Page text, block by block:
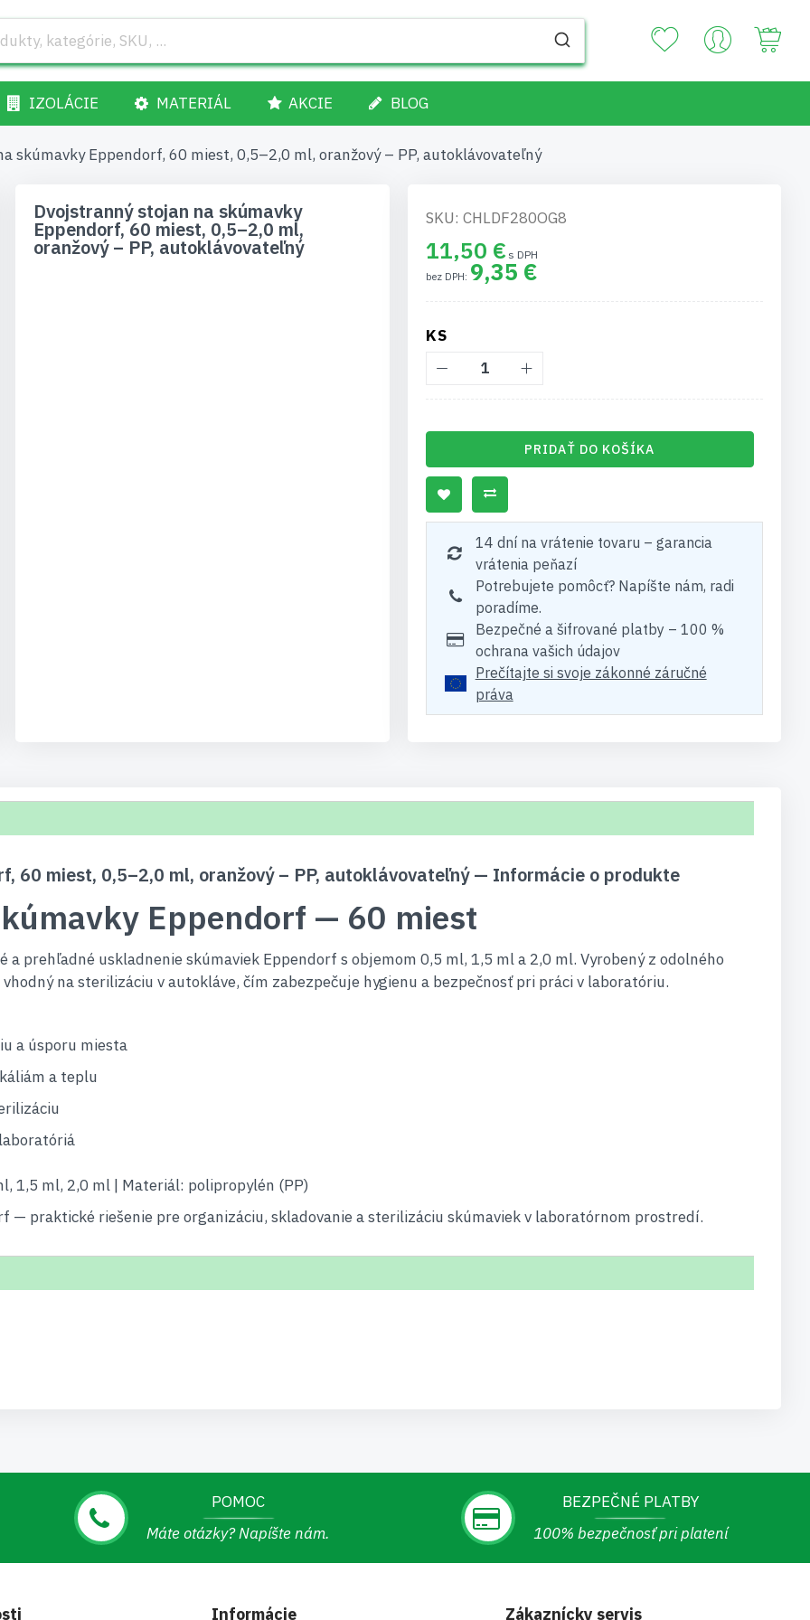
IZOLÁCIE MATERIÁL AKCIE BLOG
skúmavky Eppendorf, 60 miest, 0,5–2,0 ml, oranžový – PP, autoklávovateľný
Dvojstranný stojan na skúmavky
Eppendorf, 60 miest, 0,5–2,0 ml,
oranžový – PP, autoklávovateľný
SKU: CHLDF280OG8
11,50 €
9,35 €
KS
PRIDAŤ DO KOŠÍKA
14 dní na vrátenie tovaru – garancia
vrátenia peňazí
Potrebujete pomôcť? Napíšte nám, radi
poradíme.
Bezpečné a šifrované platby – 100 %
ochrana vašich údajov
Prečítajte si svoje zákonné záručné
práva
60 miest, 0,5–2,0 ml, oranžový – PP, autoklávovateľný — Informácie o produkte
Eppendorf — 60 miest
prehľadné uskladnenie skúmaviek Eppendorf s objemom 0,5 ml, 1,5 ml a 2,0 ml. Vyrobený z odolného
na sterilizáciu v autokláve, čím zabezpečuje hygienu a bezpečnosť pri práci v laboratóriu.
a úsporu miesta
a teplu
1,5 ml, 2,0 ml | Materiál: polipropylén (PP)
— praktické riešenie pre organizáciu, skladovanie a sterilizáciu skúmaviek v laboratórnom prostredí.
POMOC
Máte otázky? Napíšte nám.
BEZPEČNÉ PLATBY
100% bezpečnosť pri platení
Informácie Zákaznícky servis